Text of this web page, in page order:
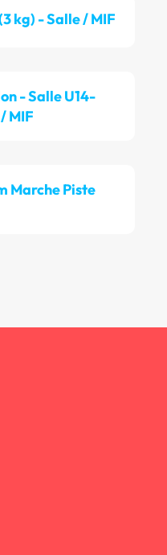
kg) - Salle / MIF
- Salle U14-
MIF
Marche Piste